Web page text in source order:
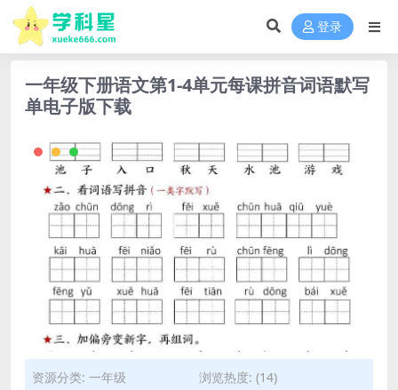
登录
一年级下册语文第1-4单元每课拼音词语默写
单电子版下载
资源分类: 一年级
浏览热度: (14)